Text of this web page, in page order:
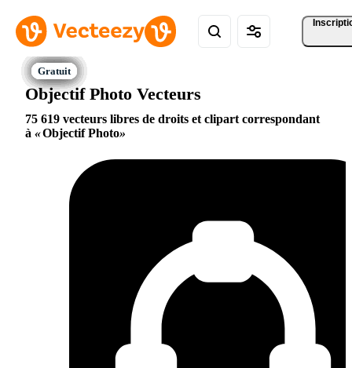
Objectif Photo Vecteurs
75 619 vecteurs libres de droits et clipart correspondant
à
Objectif Photo